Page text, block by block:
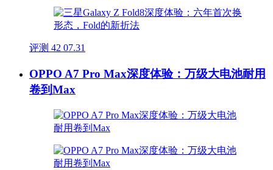
评测 42 07.31
OPPO A7 Pro Max深度体验：万级大电池耐用
卷到Max